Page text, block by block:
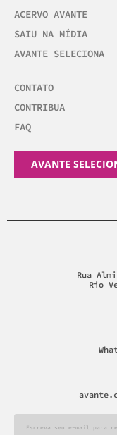
ACERVO AVANTE
SAIU NA MÍDIA
AVANTE SELECIONA
CONTATO
CONTRIBUA
FAQ
AVANTE
Rua
Rio